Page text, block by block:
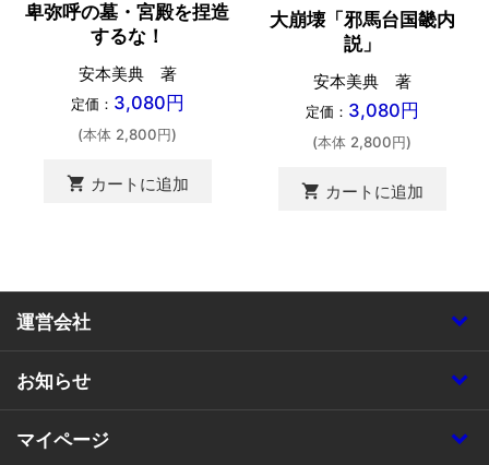
卑弥呼の墓・宮殿を捏造
するな！
安本美典 著
定価： 3,080円
(本体 2,800円)
shopping_cart カートに追加
大崩壊「邪馬台国畿内
説」
安本美典 著
定価： 3,080円
(本体 2,800円)
shopping_cart カートに追加
運営会社
お知らせ
マイページ